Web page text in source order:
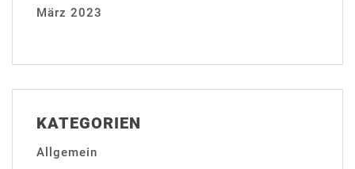
März 2023
KATEGORIEN
Allgemein